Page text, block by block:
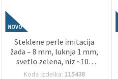
NOVO
Steklene perle imitacija
žada – 8 mm, luknja 1 mm,
svetlo zelena, niz ~105
kos – idealno za izdelavo
Koda izdelka: 115438